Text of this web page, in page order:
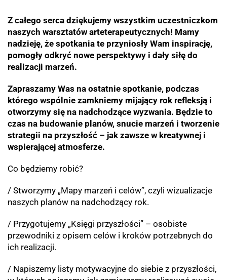
Z całego serca dziękujemy wszystkim uczestniczkom
naszych warsztatów arteterapeutycznych! Mamy
nadzieję, że spotkania te przyniosły Wam inspirację,
pomogły odkryć nowe perspektywy i dały siłę do
realizacji marzeń.
Zapraszamy Was na ostatnie spotkanie, podczas
którego wspólnie zamkniemy mijający rok refleksją i
otworzymy się na nadchodzące wyzwania. Będzie to
czas na budowanie planów, snucie marzeń i tworzenie
strategii na przyszłość – jak zawsze w kreatywnej i
wspierającej atmosferze.
Co będziemy robić?
/ Stworzymy „Mapy marzeń i celów”, czyli wizualizacje
naszych planów na nadchodzący rok.
/ Przygotujemy „Księgi przyszłości” – osobiste
przewodniki z opisem celów i kroków potrzebnych do
ich realizacji.
/ Napiszemy listy motywacyjne do siebie z przyszłości,